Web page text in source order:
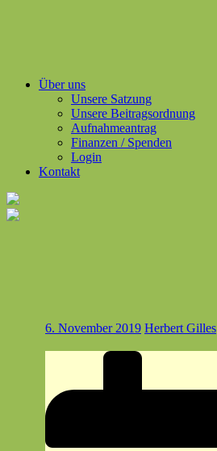
Über uns
Unsere Satzung
Unsere Beitragsordnung
Aufnahmeantrag
Finanzen / Spenden
Login
Kontakt
6. November 2019 Herbert Gilles